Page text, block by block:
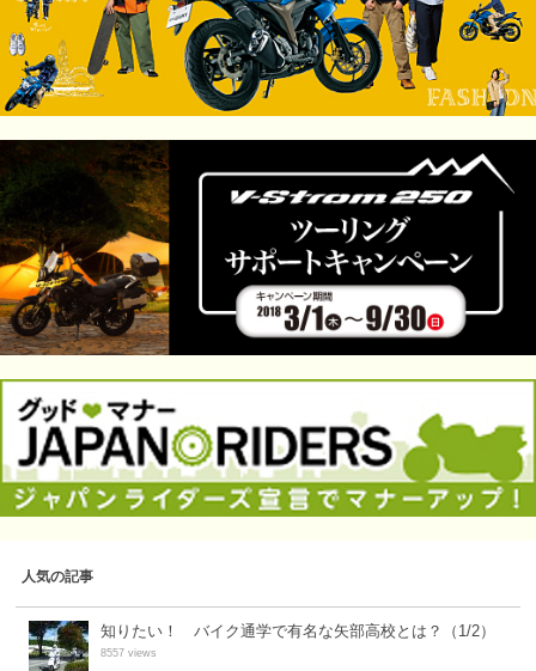
人気の記事
知りたい！ バイク通学で有名な矢部高校とは？（1/2）
8557 views